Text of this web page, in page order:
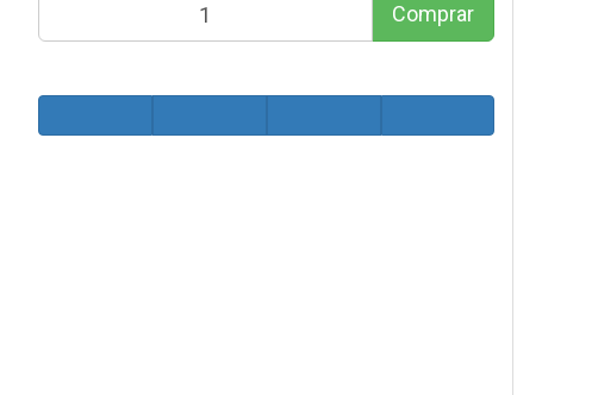
Comprar